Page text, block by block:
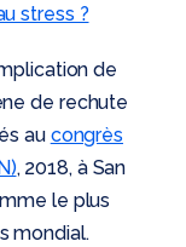
stress ?
de
de rechute
au congrès
, 2018, à San
le plus
mondial.